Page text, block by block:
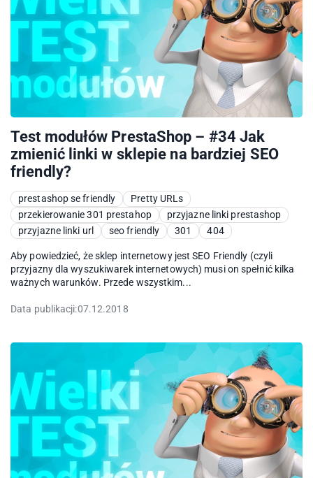
Test modułów PrestaShop – #34 Jak
zmienić linki w sklepie na bardziej SEO
friendly?
prestashop se friendly
Pretty URLs
przekierowanie 301 prestahop
przyjazne linki prestashop
przyjazne linki url
seo friendly 301 404
Aby powiedzieć, że sklep internetowy jest SEO Friendly (czyli
przyjazny dla wyszukiwarek internetowych) musi on spełnić kilka
ważnych warunków. Przede wszystkim...
Data publikacji:07.12.2018